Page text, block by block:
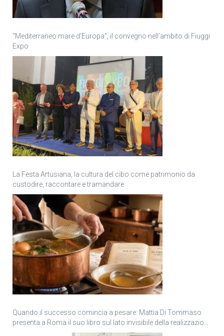
“Mediterraneo mare d’Europa”, il convegno nell’ambito di Fiuggi
Expo
La Festa Artusiana, la cultura del cibo come patrimonio da
custodire, raccontare e tramandare
Quando il successo comincia a pesare: Mattia Di Tommaso
presenta a Roma il suo libro sul lato invisibile della realizzazione